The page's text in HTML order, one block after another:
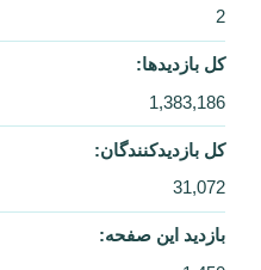
2
کل بازدیدها:
1,383,186
کل بازدیدکنند‌گان:
31,072
بازدید این صفحه: